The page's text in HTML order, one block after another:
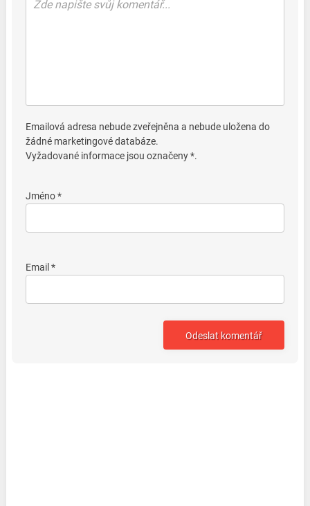
Emailová adresa nebude zveřejněna a nebude uložena do
žádné marketingové databáze.
Vyžadované informace jsou označeny *.
Jméno *
Email *